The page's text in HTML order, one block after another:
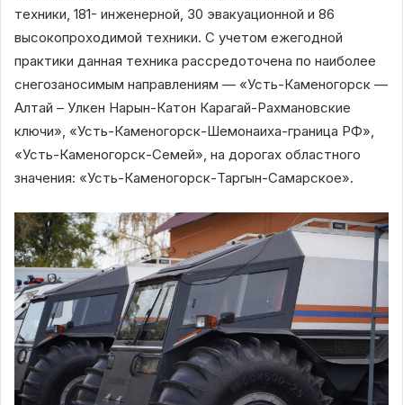
техники, 181- инженерной, 30 эвакуационной и 86
высокопроходимой техники. С учетом ежегодной
практики данная техника рассредоточена по наиболее
снегозаносимым направлениям — «Усть-Каменогорск —
Алтай – Улкен Нарын-Катон Карагай-Рахмановские
ключи», «Усть-Каменогорск-Шемонаиха-граница РФ»,
«Усть-Каменогорск-Семей», на дорогах областного
значения: «Усть-Каменогорск-Таргын-Самарское».